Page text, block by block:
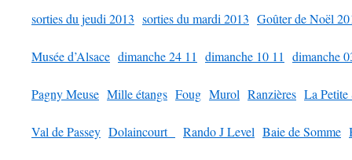
sorties du jeudi 2013 sorties du mardi 2013 Goûter de Noël
Musée d’Alsace dimanche 24 11 dimanche 10 11 dimanche
Pagny Meuse Mille étangs Foug Murol Ranzières La Petite
Val de Passey Dolaincourt Rando J Level Baie de Somme